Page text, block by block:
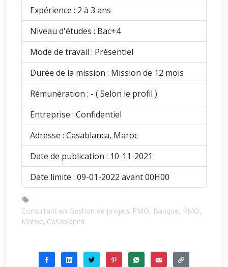
Expérience : 2 à 3 ans
Niveau d'études : Bac+4
Mode de travail : Présentiel
Durée de la mission : Mission de 12 mois
Rémunération : - ( Selon le profil )
Entreprise : Confidentiel
Adresse : Casablanca, Maroc
Date de publication : 10-11-2021
Date limite : 09-01-2022 avant 00H00
Consultant en Gestion de projets PMO, Banque, PMO,
Maroc, Casablanca